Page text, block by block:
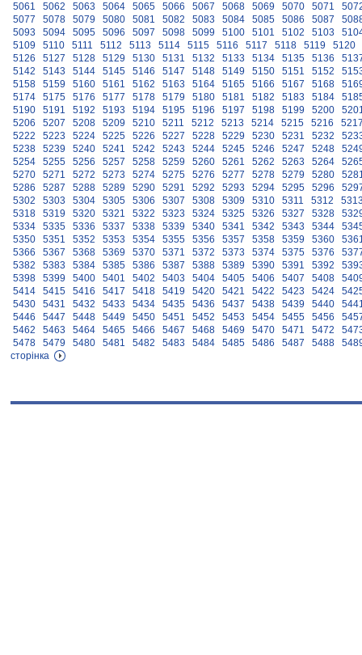
5061
5062 5063 5064 5065 5066 5067 5068 5069 5070 5071
5077
5078 5079 5080 5081 5082 5083 5084 5085 5086 5087
5093
5094 5095 5096 5097 5098 5099 5100 5101 5102 5103
5109
5110 5111 5112 5113 5114 5115 5116 5117 5118 5119
5120
5126
5127 5128 5129 5130 5131 5132 5133 5134 5135 5136
5142
5143 5144 5145 5146 5147 5148 5149 5150 5151 5152
5158
5159 5160 5161 5162 5163 5164 5165 5166 5167 5168
5174
5175 5176 5177 5178 5179 5180 5181 5182 5183 5184
5190
5191 5192 5193 5194 5195 5196 5197 5198 5199 5200
5206
5207 5208 5209 5210 5211 5212 5213 5214 5215 5216
5222
5223 5224 5225 5226 5227 5228 5229 5230 5231 5232
5238
5239 5240 5241 5242 5243 5244 5245 5246 5247 5248
5254
5255 5256 5257 5258 5259 5260 5261 5262 5263 5264
5270
5271 5272 5273 5274 5275 5276 5277 5278 5279 5280
5286
5287 5288 5289 5290 5291 5292 5293 5294 5295 5296
5302
5303 5304 5305 5306 5307 5308 5309 5310 5311 5312
5318
5319 5320 5321 5322 5323 5324 5325 5326 5327 5328
5334
5335 5336 5337 5338 5339 5340 5341 5342 5343 5344
5350
5351 5352 5353 5354 5355 5356 5357 5358 5359 5360
5366
5367 5368 5369 5370 5371 5372 5373 5374 5375 5376
5382
5383 5384 5385 5386 5387 5388 5389 5390 5391 5392
5398
5399 5400 5401 5402 5403 5404 5405 5406 5407 5408
5414
5415 5416 5417 5418 5419 5420 5421 5422 5423 5424
5430
5431 5432 5433 5434 5435 5436 5437 5438 5439 5440
5446
5447 5448 5449 5450 5451 5452 5453 5454 5455 5456
5462
5463 5464 5465 5466 5467 5468 5469 5470 5471 5472
5478
5479 5480 5481 5482 5483 5484 5485 5486 5487 5488
сторінка